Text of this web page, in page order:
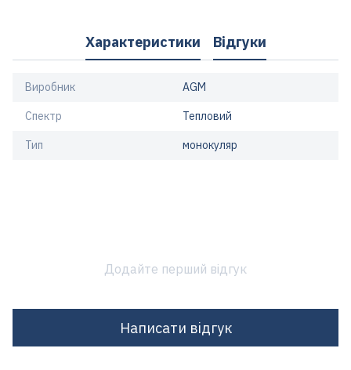
Характеристики Відгуки
Виробник AGM
Спектр Тепловий
Тип монокуляр
Додайте перший відгук
Написати відгук